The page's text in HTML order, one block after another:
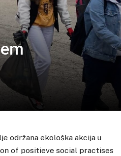
održana ekološka akcija u
of positieve social practises